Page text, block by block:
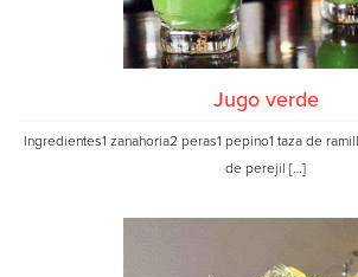
Jugo verde
Ingredientes1 zanahoria2 peras1 pepino1 taza de
de perejil […]